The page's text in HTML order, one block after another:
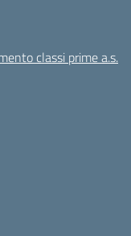
classi prime a.s.